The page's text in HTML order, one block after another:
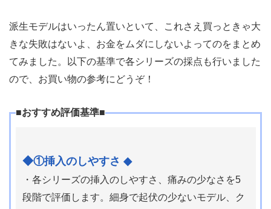
派生モデルはいったん置いといて、これさえ買っときゃ大
きな失敗はないよ、お金をムダにしないよってのをまとめ
てみました。以下の基準で各シリーズの採点も行いました
ので、お買い物の参考にどうぞ！
■おすすめ評価基準■
◆①挿入のしやすさ ◆
・各シリーズの挿入のしやすさ、痛みの少なさを5
段階で評価します。細身で起伏の少ないモデル、ク